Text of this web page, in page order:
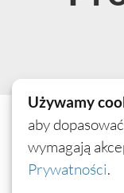
Używamy
aby
wymagają
Prywatności.